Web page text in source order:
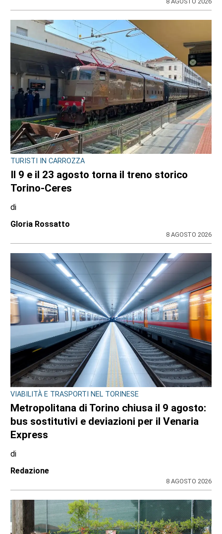
TURISTI IN CARROZZA
Il 9 e il 23 agosto torna il treno storico
Torino-Ceres
di
Gloria Rossatto
8 AGOSTO 2026
VIABILITÀ E TRASPORTI NEL TORINESE
Metropolitana di Torino chiusa il 9 agosto:
bus sostitutivi e deviazioni per il Venaria
Express
di
Redazione
8 AGOSTO 2026